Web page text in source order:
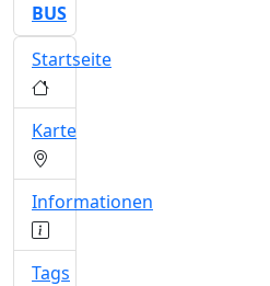
BUS
Startseite
Karte
Informationen
Tags